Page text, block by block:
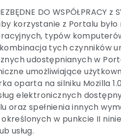
DO WSPÓŁPRACY z
korzystanie z Portalu
typów
tych czynników
udostępnianych w
umożliwiające
oparta na silniku Mozilla
elektronicznych
oraz spełnienia innych
w punkcie II
usług.